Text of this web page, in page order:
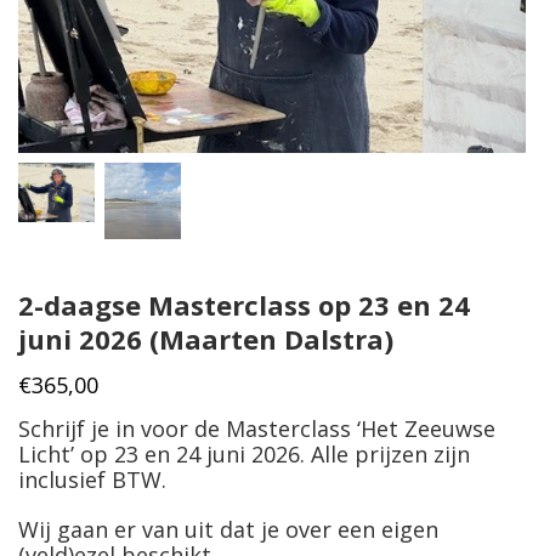
2-daagse Masterclass op 23 en 24
juni 2026 (Maarten Dalstra)
€365,00
Schrijf je in voor de Masterclass ‘Het Zeeuwse
Licht’ op 23 en 24 juni 2026. Alle prijzen zijn
inclusief BTW.
Wij gaan er van uit dat je over een eigen